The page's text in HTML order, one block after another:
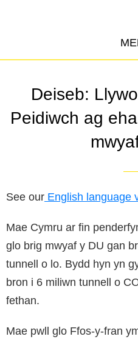
THE
Deiseb:
Peidiwch ag
See our English language
Mae Cymru ar fin
glo brig mwyaf y DU gan
tunnell o lo. Bydd hyn yn
bron i 6 miliwn tunnell o
fethan.
Mae pwll glo Ffos-y-fran